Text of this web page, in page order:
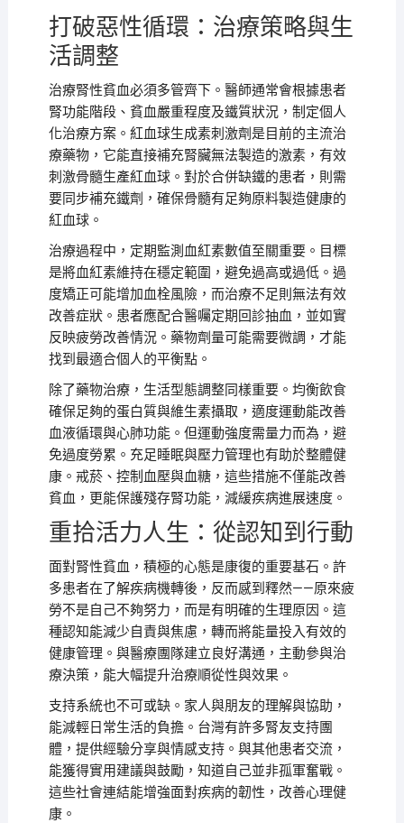
打破惡性循環：治療策略與生
活調整
治療腎性貧血必須多管齊下。醫師通常會根據患者
腎功能階段、貧血嚴重程度及鐵質狀況，制定個人
化治療方案。紅血球生成素刺激劑是目前的主流治
療藥物，它能直接補充腎臟無法製造的激素，有效
刺激骨髓生產紅血球。對於合併缺鐵的患者，則需
要同步補充鐵劑，確保骨髓有足夠原料製造健康的
紅血球。
治療過程中，定期監測血紅素數值至關重要。目標
是將血紅素維持在穩定範圍，避免過高或過低。過
度矯正可能增加血栓風險，而治療不足則無法有效
改善症狀。患者應配合醫囑定期回診抽血，並如實
反映疲勞改善情況。藥物劑量可能需要微調，才能
找到最適合個人的平衡點。
除了藥物治療，生活型態調整同樣重要。均衡飲食
確保足夠的蛋白質與維生素攝取，適度運動能改善
血液循環與心肺功能。但運動強度需量力而為，避
免過度勞累。充足睡眠與壓力管理也有助於整體健
康。戒菸、控制血壓與血糖，這些措施不僅能改善
貧血，更能保護殘存腎功能，減緩疾病進展速度。
重拾活力人生：從認知到行動
面對腎性貧血，積極的心態是康復的重要基石。許
多患者在了解疾病機轉後，反而感到釋然——原來疲
勞不是自己不夠努力，而是有明確的生理原因。這
種認知能減少自責與焦慮，轉而將能量投入有效的
健康管理。與醫療團隊建立良好溝通，主動參與治
療決策，能大幅提升治療順從性與效果。
支持系統也不可或缺。家人與朋友的理解與協助，
能減輕日常生活的負擔。台灣有許多腎友支持團
體，提供經驗分享與情感支持。與其他患者交流，
能獲得實用建議與鼓勵，知道自己並非孤軍奮戰。
這些社會連結能增強面對疾病的韌性，改善心理健
康。